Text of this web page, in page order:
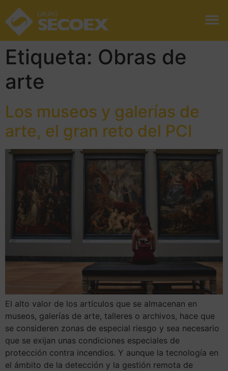
Etiqueta: Obras de
arte
Los museos y galerías de
arte, el gran reto del PCI
El alto valor de los artículos que se almacenan en
museos, galerías de arte, talleres o archivos, hace que
se consideren zonas de especial riesgo y sea necesario
que se exijan unas condiciones especiales de
protección contra incendios. Y aunque la tecnología en
el ámbito de la detección y la gestión remota de